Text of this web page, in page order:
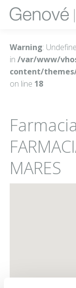
Warning:
in /var/www/
content/
on line 18
MARES